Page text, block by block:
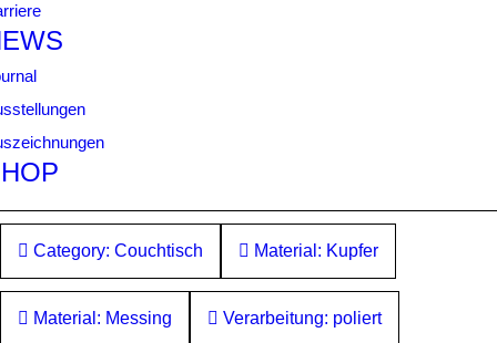
Category: Couchtisch Material: Kupfer
Material: Messing Verarbeitung: poliert